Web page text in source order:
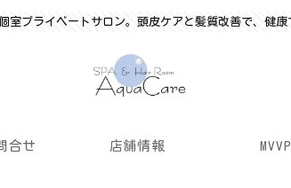
室プライベートサロン。頭皮ケアと髪質改善で、健康
合せ 店舗情報